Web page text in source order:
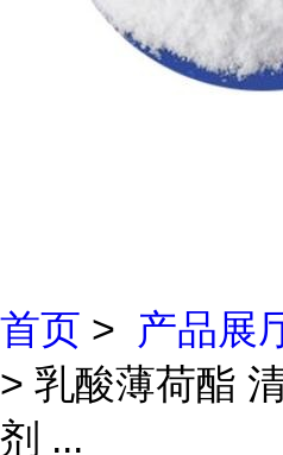
首页 > 产品展
> 乳酸薄荷酯
剂 ...